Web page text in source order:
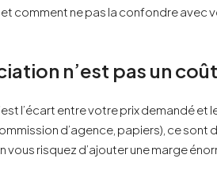
comment ne pas la confondre avec
n’est pas un coût
l’écart entre votre prix demandé et
d’agence, papiers), ce sont
vous risquez d’ajouter une marge